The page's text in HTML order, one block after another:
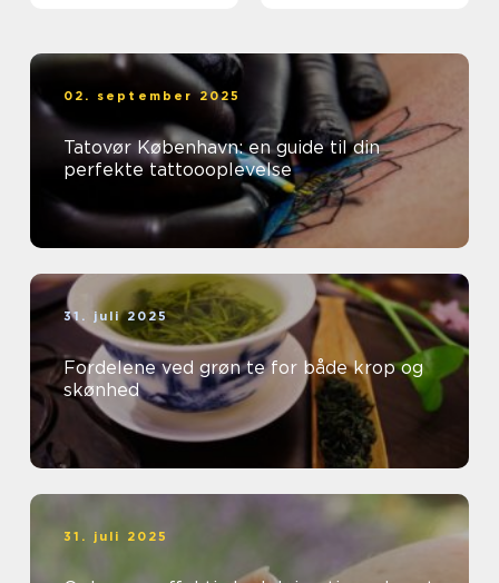
02. september 2025
Tatovør København: en guide til din
perfekte tattoooplevelse
31. juli 2025
Fordelene ved grøn te for både krop og
skønhed
31. juli 2025